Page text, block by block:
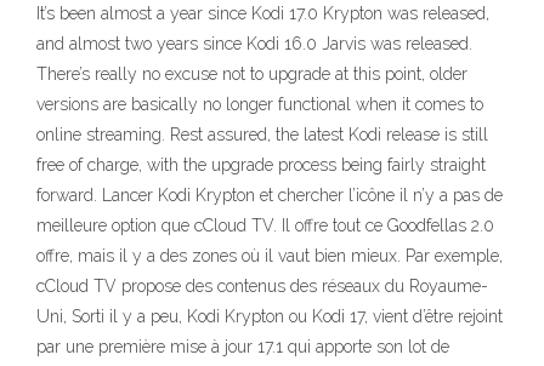
It’s been almost a year since Kodi 17.0 Krypton was released,
and almost two years since Kodi 16.0 Jarvis was released.
There’s really no excuse not to upgrade at this point, older
versions are basically no longer functional when it comes to
online streaming. Rest assured, the latest Kodi release is still
free of charge, with the upgrade process being fairly straight
forward. Lancer Kodi Krypton et chercher l’icône il n’y a pas de
meilleure option que cCloud TV. Il offre tout ce Goodfellas 2.0
offre, mais il y a des zones où il vaut bien mieux. Par exemple,
cCloud TV propose des contenus des réseaux du Royaume-
Uni, Sorti il y a peu, Kodi Krypton ou Kodi 17, vient d’être rejoint
par une première mise à jour 17.1 qui apporte son lot de